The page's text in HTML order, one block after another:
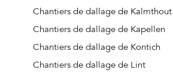
Chantiers de dallage de Kalmthout
Chantiers de dallage de Kapellen
Chantiers de dallage de Kontich
Chantiers de dallage de Lint